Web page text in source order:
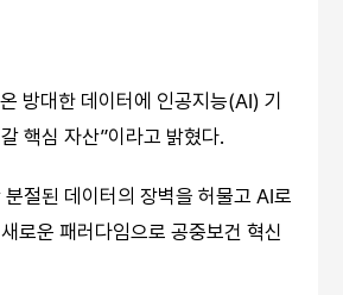
방대한 데이터에 인공지능(AI) 기
핵심 자산”이라고 밝혔다.
절된 데이터의 장벽을 허물고 AI로
로운 패러다임으로 공중보건 혁신